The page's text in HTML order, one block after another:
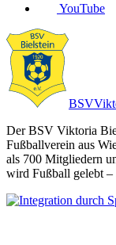
YouTube
BSV
Der BSV Viktoria
Fußballverein aus
als 700 Mitgliedern
wird Fußball gelebt –